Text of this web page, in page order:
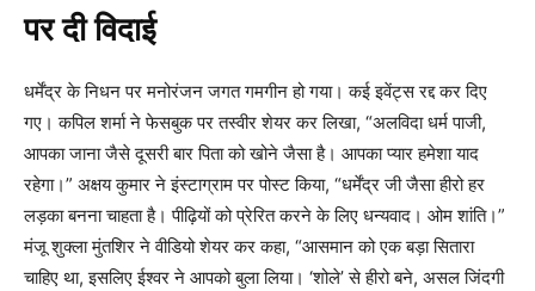
पर दी विदाई
धर्मेंद्र के निधन पर मनोरंजन जगत गमगीन हो गया। कई इवेंट्स रद्द कर दिए
गए। कपिल शर्मा ने फेसबुक पर तस्वीर शेयर कर लिखा, “अलविदा धर्म पाजी,
आपका जाना जैसे दूसरी बार पिता को खोने जैसा है। आपका प्यार हमेशा याद
रहेगा।” अक्षय कुमार ने इंस्टाग्राम पर पोस्ट किया, “धर्मेंद्र जी जैसा हीरो हर
लड़का बनना चाहता है। पीढ़ियों को प्रेरित करने के लिए धन्यवाद। ओम शांति।”
मंजू शुक्ला मुंतशिर ने वीडियो शेयर कर कहा, “आसमान को एक बड़ा सितारा
चाहिए था, इसलिए ईश्वर ने आपको बुला लिया। ‘शोले’ से हीरो बने, असल जिंदगी